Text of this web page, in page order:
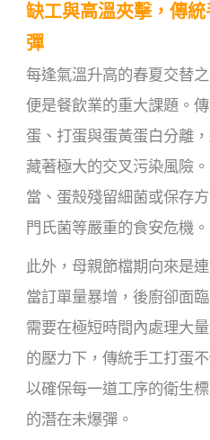
缺工與高溫夾擊，傳
彈
每逢氣溫升高的春夏交替
便是餐飲業的重大課題。
蛋、打蛋與蛋黃蛋白分離
藏著極大的交叉污染風險
當、蛋殼殘留細菌或保存
門氏菌等嚴重的食安危機。
此外，母親節檔期向來是
當訂單量暴增，後廚卻面
需要在極短時間內處理大
的壓力下，傳統手工打蛋
以確保每一道工序的衛生
的潛在未爆彈。